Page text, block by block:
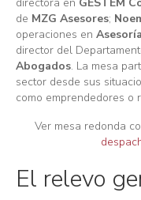
de MZG Asesores;
operaciones en
director del
Abogados. La mesa
sector desde sus
como emprendedores o
Ver mesa redonda
El relevo